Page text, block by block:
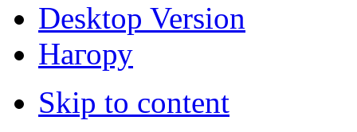
Desktop Version
Нагору
Skip to content